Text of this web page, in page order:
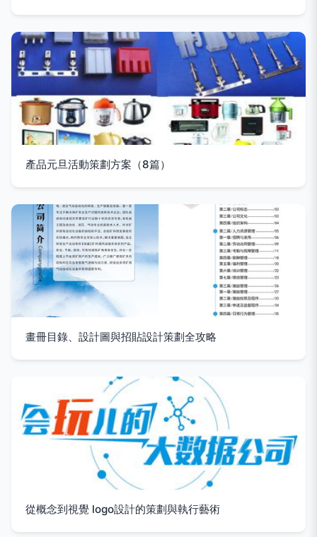
產品元旦活動策劃方案（8篇）
畫冊目錄、設計圖與招貼設計策劃全攻略
從概念到視覺 logo設計的策劃與執行藝術